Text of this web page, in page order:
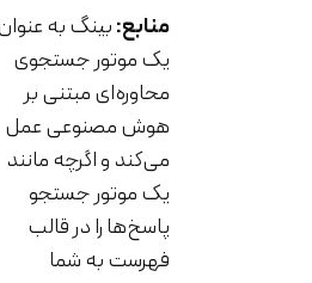
بینگ به عنوان
یک موتور جستجوی
محاوره‌ای مبتنی بر
هوش مصنوعی عمل
می‌کند و اگرچه مانند
یک موتور جستجو
پاسخ‌ها را در قالب
فهرست به شما